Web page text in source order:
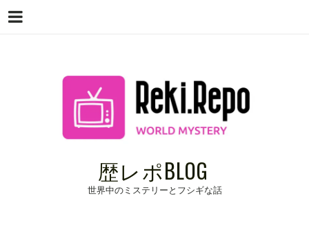
歴レポBLOG
世界中のミステリーとフシギな話
Menu